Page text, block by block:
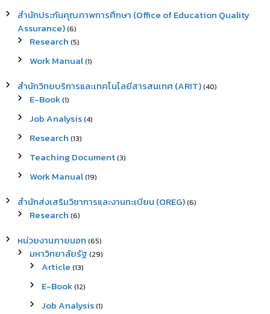
สำนักประกันคุณภาพการศึกษา (Office of Education Quality
Assurance)(6)
Research (5)
Work Manual(1)
สำนักวิทยบริการและเทคโนโลยีสารสนเทศ (ARIT)(40)
E-Book(1)
Job Analysis(4)
Research (13)
Teaching Document(3)
Work Manual(19)
สำนักส่งเสริมวิชาการและงานทะเบียน (OREG)(6)
Research (6)
หน่วยงานภายนอก (65)
มหาวิทยาลัยรัฐ (29)
Article (13)
E-Book(12)
Job Analysis(1)